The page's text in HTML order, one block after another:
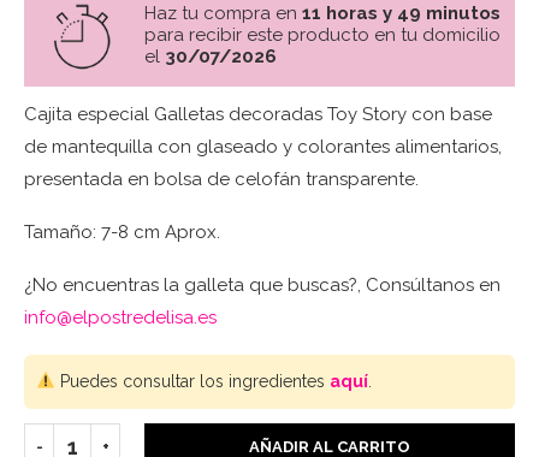
Haz tu compra en 11 horas y 49 minutos
para recibir este producto en tu domicilio
el 30/07/2026
Cajita especial Galletas decoradas Toy Story con base
de mantequilla con glaseado y colorantes alimentarios,
presentada en bolsa de celofán transparente.
Tamaño: 7-8 cm Aprox.
¿No encuentras la galleta que buscas?, Consúltanos en
info@elpostredelisa.es
Puedes consultar los ingredientes aquí.
AÑADIR AL CARRITO